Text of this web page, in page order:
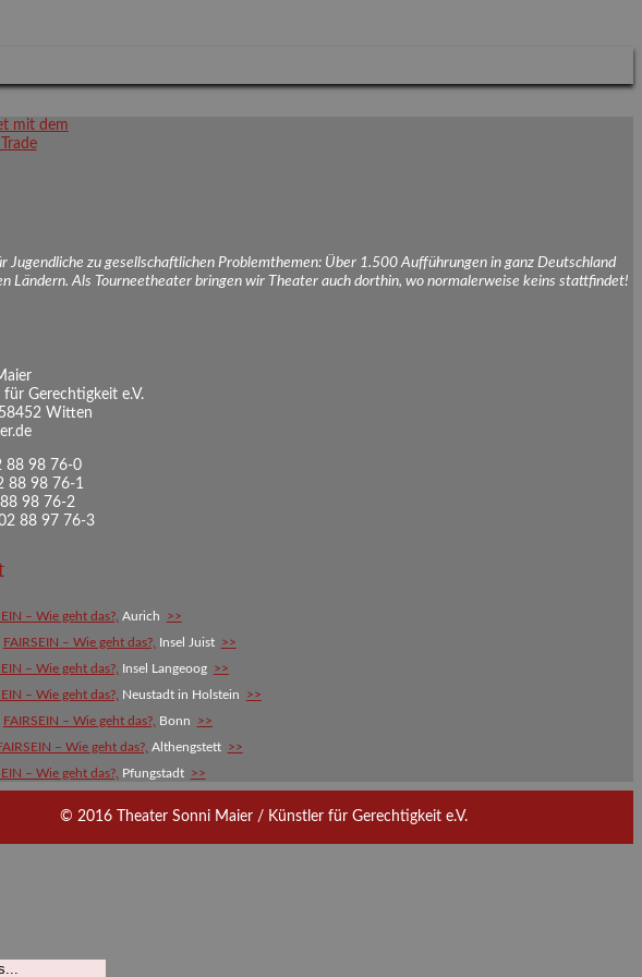
Jugendliche zu gesellschaftlichen Problemthemen: Über 1.500 Aufführungen in ganz Deutschland
Ländern. Als Tourneetheater bringen wir Theater auch dorthin, wo normalerweise keins stattfindet!
für Gerechtigkeit e.V.
Witten
88 98 76-0
88 98 76-1
98 76-2
88 97 76-3
– Wie geht das?, Aurich
>>
FAIRSEIN – Wie geht das?, Insel Juist >>
– Wie geht das?, Insel Langeoog >>
– Wie geht das?, Neustadt in Holstein
>>
FAIRSEIN – Wie geht das?, Bonn
>>
– Wie geht das?, Althengstett >>
– Wie geht das?, Pfungstadt >>
© 2016 Theater Sonni Maier / Künstler für Gerechtigkeit e.V.